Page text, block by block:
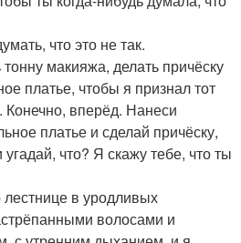
что это не так.
макияжа, делать причёску
платье, чтобы я признал тот
Конечно, вперёд. Нанеси
платье и сделай причёску,
что? Я скажу тебе, что ты
в уродливых
волосами и